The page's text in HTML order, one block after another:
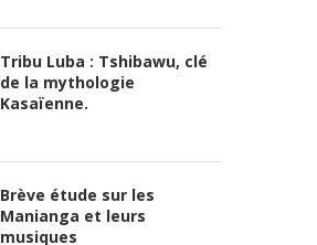
Tribu Luba : Tshibawu, clé
de la mythologie
Kasaïenne.
Brève étude sur les
Manianga et leurs
musiques